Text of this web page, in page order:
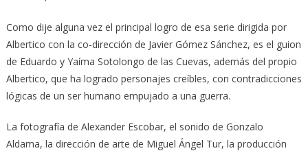
Como dije alguna vez el principal logro de esa serie dirigida por
Albertico con la co-dirección de Javier Gómez Sánchez, es el guion
de Eduardo y Yaíma Sotolongo de las Cuevas, además del propio
Albertico, que ha logrado personajes creíbles, con contradicciones
lógicas de un ser humano empujado a una guerra.
La fotografía de Alexander Escobar, el sonido de Gonzalo
Aldama, la dirección de arte de Miguel Ángel Tur, la producción